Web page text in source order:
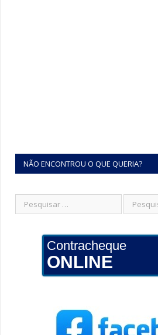
NÃO ENCONTROU O QUE QUERIA?
Contracheque
ONLINE